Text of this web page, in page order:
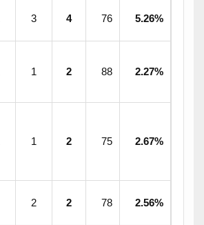
3 4 76 5.26%
1 2 88 2.27%
1 2 75 2.67%
2 2 78 2.56%